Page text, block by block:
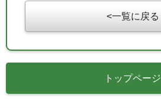
一覧に戻る
トップページ